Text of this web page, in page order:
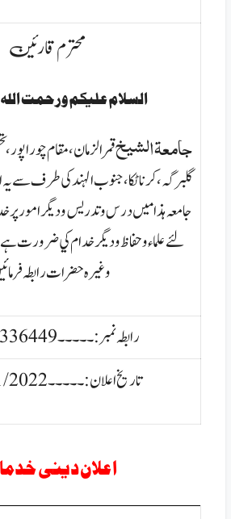
محترم قارئین
السلام عليكم ورحمت الله
جامعةالشيخقمرالزمان، مقام
گلبرگہ، كرناٹکا،جنوب الہند كی طرف سے
جامعہ ہذا ميں درس وتدريس وديگر امور
لئے علماء وحفاظ وديگر خدام كي ضرورت ہے
وغيره حضرات رابطہ
رابطہ نمبر:۔۔۔۔۔9448336449
تاریخ اعلان:۔۔۔۔۔11/01/2022
اعلان دینی